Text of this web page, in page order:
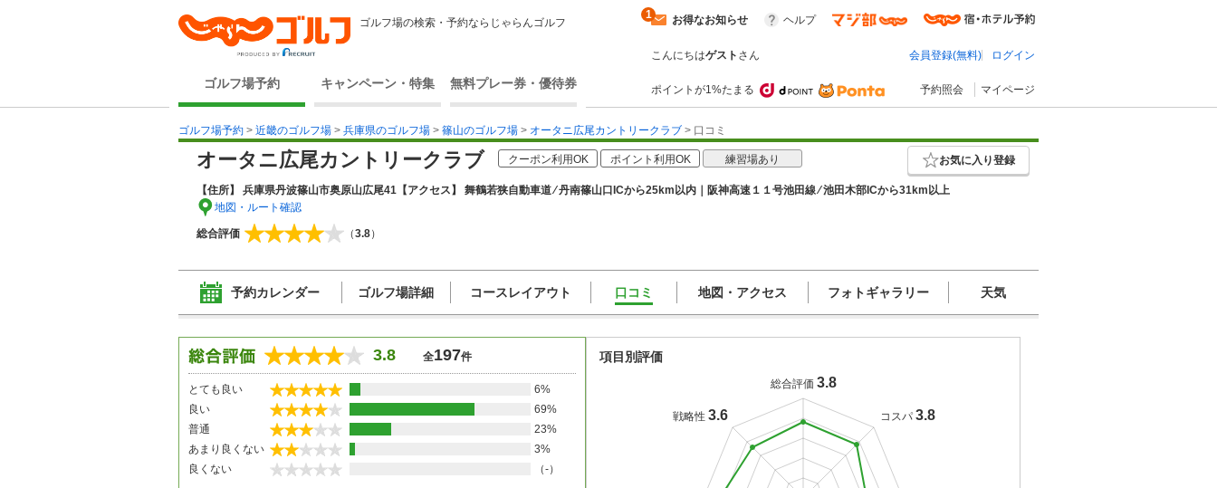
ゴルフ場の検索・予約ならじゃらんゴルフ
ゴルフ場予約 キャンペーン・特集 無料プレー券・優待券
お得なお知らせ
1 ヘルプ
こんにちはゲスト さん 会員登録(無料) ログイン
ポイントが1%たまる 予約照会 マイページ
ゴルフ場予約 > 近畿のゴルフ場 > 兵庫県のゴルフ場 > 篠山のゴルフ場 > オータニ広尾カントリークラブ > 口コミ
オータニ広尾カントリークラブ クーポン利用OK ポイント利用OK 練習場あり お気に入り登録
【住所】 兵庫県丹波篠山市奥原山広尾41 【アクセス】 舞鶴若狭自動車道 ⁄ 丹南篠山口ICから25km以内｜阪神高速１１号池田線 ⁄ 池田木部ICから31km以上
地図・ルート確認
総合評価 （3.8）
予約カレンダー ゴルフ場詳細 コースレイアウト 口コミ 地図・アクセス フォトギャラリー 天気
3.8 全197件
とても良い
6%
良い
69%
普通
23%
あまり良くない
3%
良くない
（-）
項目別評価
総合評価 3.8
コスパ 3.8
戦略性 3.6